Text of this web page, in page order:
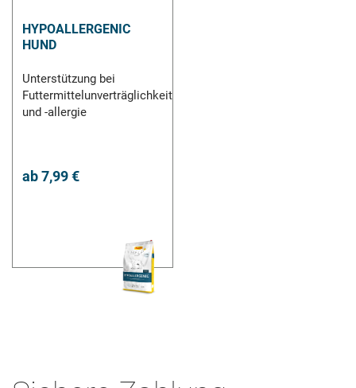
HYPOALLERGENIC
HUND
Unterstützung bei
Futtermittelunverträglichkeit
und -allergie
ab7,99 €